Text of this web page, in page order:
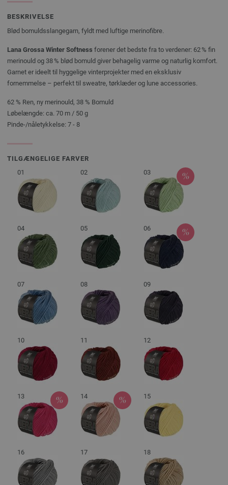
BESKRIVELSE
Blød bomuldsslangegarn, fyldt med luftige merinofibre.
Lana Grossa Winter Softness forener det bedste fra to verdener: 62 % fin
merinould og 38 % blød bomuld giver behagelig varme og naturlig komfort.
Garnet er ideelt til hyggelige vinterprojekter med en eksklusiv
fornemmelse – perfekt til sweatre, tørklæder og lune accessories.
62 % Ren, ny merinould, 38 % Bomuld
Løbelængde: ca. 70 m / 50 g
Pinde-/nåletykkelse: 7 - 8
TILGÆNGELIGE FARVER
01
02 03
04 05 06
07 08 09
10 11 12
13 14 15
16 17 18